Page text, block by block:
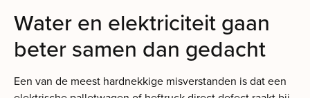
Water en elektriciteit gaan
beter samen dan gedacht
Een van de meest hardnekkige misverstanden is dat een